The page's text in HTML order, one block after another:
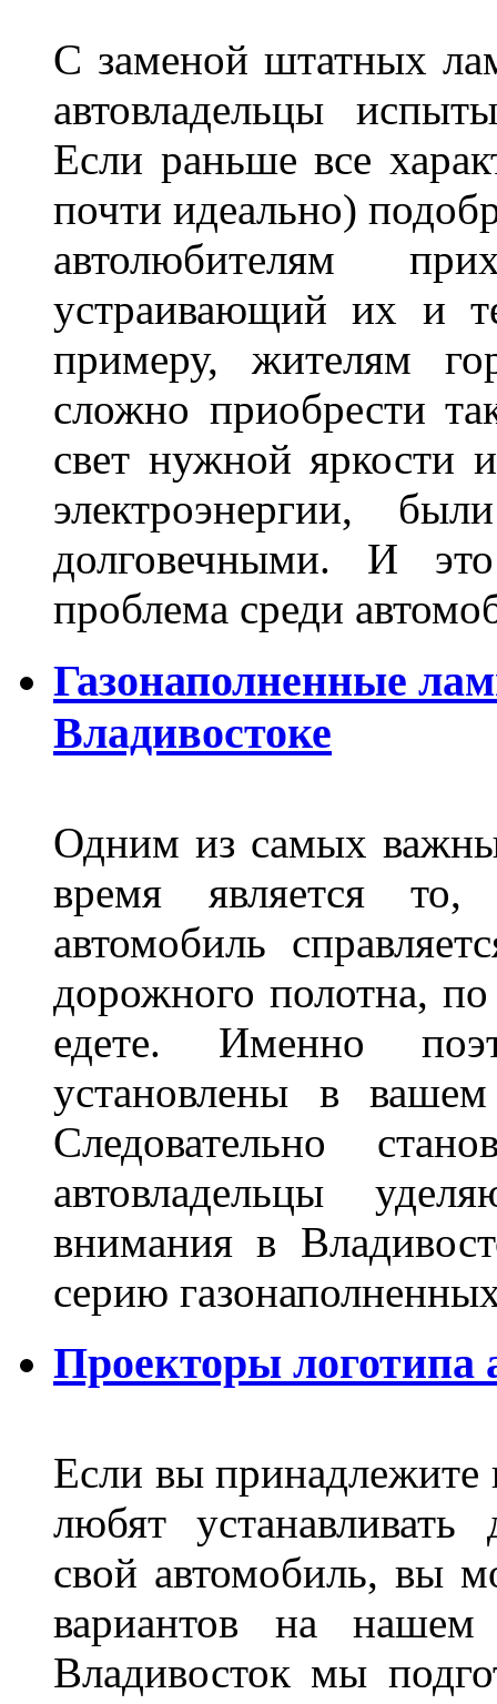
С заменой штатных
автовладельцы
Если раньше все
почти идеально)
автолюбителям
устраивающий их и
примеру, жителям
сложно приобрести
свет нужной яркости
электроэнергии,
долговечными. И
проблема среди
Газонаполненные
Владивостоке
Одним из самых
время является то,
автомобиль
дорожного полотна,
едете. Именно
установлены в
Следовательно
автовладельцы
внимания в
серию
Проекторы логотипа
Если вы принадлежите
любят устанавливать
свой автомобиль, вы
вариантов на
Владивосток мы